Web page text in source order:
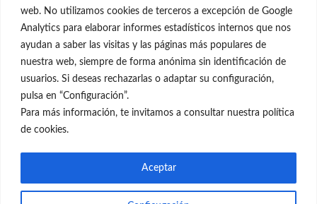
web. No utilizamos cookies de terceros a excepción de Google
Analytics para elaborar informes estadísticos internos que nos
ayudan a saber las visitas y las páginas más populares de
nuestra web, siempre de forma anónima sin identificación de
usuarios. Si deseas rechazarlas o adaptar su configuración,
pulsa en “Configuración”.
Para más información, te invitamos a consultar nuestra política
de cookies.
Aceptar
rejuvenecimiento@clinicaneleva.com
Información Legal
Política de Privacidad
Política de Cookies